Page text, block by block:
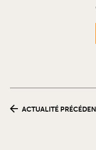
ACTUALITÉ